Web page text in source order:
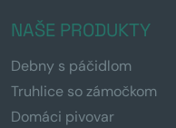
NAŠE PRODUKTY
Debny s páčidlom
Truhlice so zámočkom
Domáci pivovar